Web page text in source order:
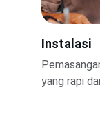
Instalasi
yang rapi